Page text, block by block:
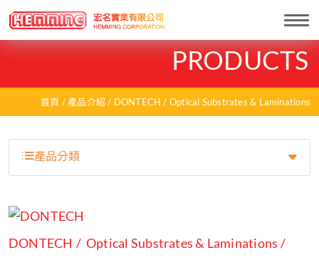
PRODUCTS
首頁 產品介紹 DONTECH Optical Substrates & Laminations
產品分類
DONTECH Optical Substrates & Laminations